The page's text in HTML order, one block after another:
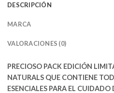
DESCRIPCIÓN
MARCA
VALORACIONES (0)
PRECIOSO PACK EDICIÓN
NATURALS QUE CONTIENE
ESENCIALES PARA EL